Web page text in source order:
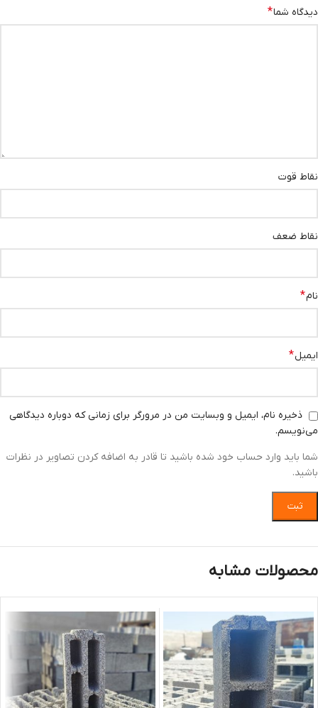
دیدگاه شما*
نقاط قوت
نقاط ضعف
نام*
ایمیل*
ذخیره نام، ایمیل و وبسایت من در مرورگر برای زمانی که دوباره دیدگاهی
می‌نویسم.
شما باید وارد حساب خود شده باشید تا قادر به اضافه کردن تصاویر در نظرات
باشید.
محصولات مشابه